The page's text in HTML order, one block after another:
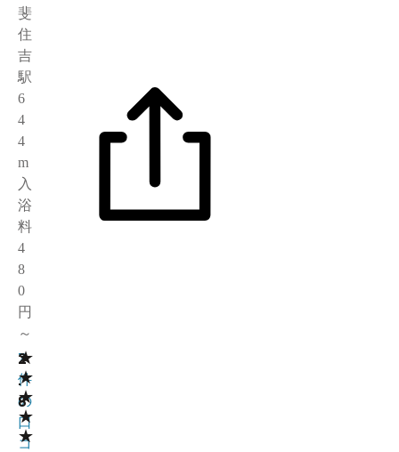
斐
住
吉
駅
6
4
4
m
入
浴
料
4
8
0
円
～
★
★
★
★
★
2
.
8
7
件
の
口
コ